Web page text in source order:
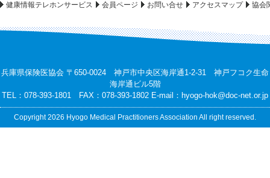
健康情報テレホンサービス
会員ページ お問い合せ アクセスマップ 協会
兵庫県保険医協会 〒650-0024 神戸市中央区海岸通1-2-31 神戸フコク生命
海岸通ビル5階
TEL：078-393-1801 FAX：078-393-1802 E-mail： hyogo-hok@doc-net.or.jp
Copyright 2026 Hyogo Medical Practitioners Association All right reserved.